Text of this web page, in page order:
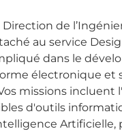
Direction de
au service
dans le
électronique et
missions incluent
d'outils
Artificielle,